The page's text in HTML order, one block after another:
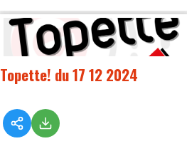
Topette! du 17 12 2024